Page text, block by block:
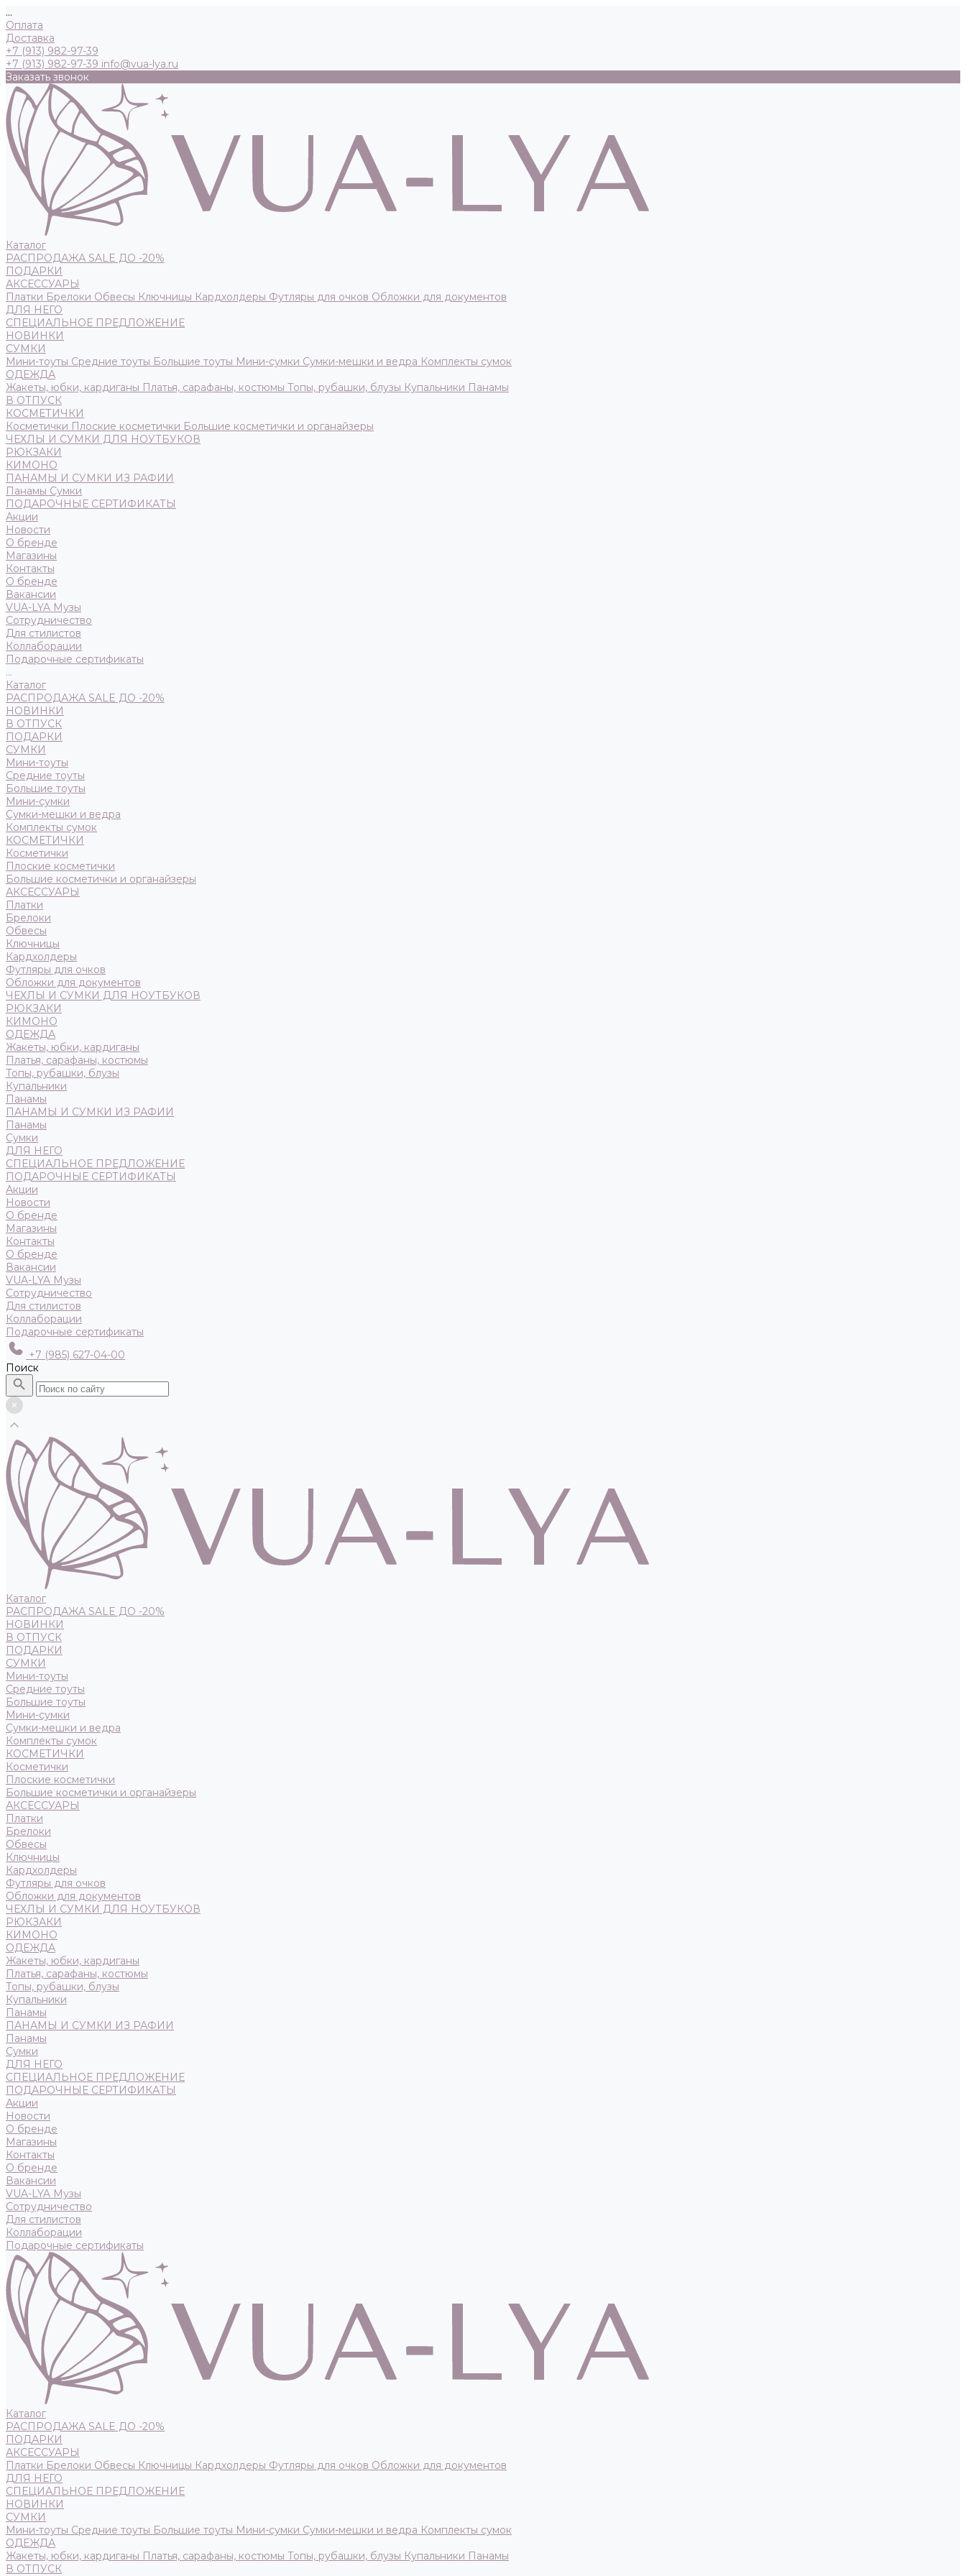
...
Оплата
Доставка
+7 (913) 982-97-39
+7 (913) 982-97-39 info@vua-lya.ru
Заказать звонок
Каталог
РАСПРОДАЖА SALE ДО -20%
ПОДАРКИ
АКСЕССУАРЫ
Платки Брелоки Обвесы Ключницы Кардхолдеры Футляры для очков Обложки для документов
ДЛЯ НЕГО
СПЕЦИАЛЬНОЕ ПРЕДЛОЖЕНИЕ
НОВИНКИ
СУМКИ
Мини-тоуты Средние тоуты Большие тоуты Мини-сумки Сумки-мешки и ведра Комплекты сумок
ОДЕЖДА
Жакеты, юбки, кардиганы Платья, сарафаны, костюмы Топы, рубашки, блузы Купальники Панамы
В ОТПУСК
КОСМЕТИЧКИ
Косметички Плоские косметички Большие косметички и органайзеры
ЧЕХЛЫ И СУМКИ ДЛЯ НОУТБУКОВ
РЮКЗАКИ
КИМОНО
ПАНАМЫ И СУМКИ ИЗ РАФИИ
Панамы Сумки
ПОДАРОЧНЫЕ СЕРТИФИКАТЫ
Акции
Новости
О бренде
Магазины
Контакты
О бренде
Вакансии
VUA-LYA Музы
Сотрудничество
Для стилистов
Коллаборации
Подарочные сертификаты
...
Каталог
РАСПРОДАЖА SALE ДО -20%
НОВИНКИ
В ОТПУСК
ПОДАРКИ
СУМКИ
Мини-тоуты
Средние тоуты
Большие тоуты
Мини-сумки
Сумки-мешки и ведра
Комплекты сумок
КОСМЕТИЧКИ
Косметички
Плоские косметички
Большие косметички и органайзеры
АКСЕССУАРЫ
Платки
Брелоки
Обвесы
Ключницы
Кардхолдеры
Футляры для очков
Обложки для документов
ЧЕХЛЫ И СУМКИ ДЛЯ НОУТБУКОВ
РЮКЗАКИ
КИМОНО
ОДЕЖДА
Жакеты, юбки, кардиганы
Платья, сарафаны, костюмы
Топы, рубашки, блузы
Купальники
Панамы
ПАНАМЫ И СУМКИ ИЗ РАФИИ
Панамы
Сумки
ДЛЯ НЕГО
СПЕЦИАЛЬНОЕ ПРЕДЛОЖЕНИЕ
ПОДАРОЧНЫЕ СЕРТИФИКАТЫ
Акции
Новости
О бренде
Магазины
Контакты
О бренде
Вакансии
VUA-LYA Музы
Сотрудничество
Для стилистов
Коллаборации
Подарочные сертификаты
+7 (985) 627-04-00
Поиск
Каталог
РАСПРОДАЖА SALE ДО -20%
НОВИНКИ
В ОТПУСК
ПОДАРКИ
СУМКИ
Мини-тоуты
Средние тоуты
Большие тоуты
Мини-сумки
Сумки-мешки и ведра
Комплекты сумок
КОСМЕТИЧКИ
Косметички
Плоские косметички
Большие косметички и органайзеры
АКСЕССУАРЫ
Платки
Брелоки
Обвесы
Ключницы
Кардхолдеры
Футляры для очков
Обложки для документов
ЧЕХЛЫ И СУМКИ ДЛЯ НОУТБУКОВ
РЮКЗАКИ
КИМОНО
ОДЕЖДА
Жакеты, юбки, кардиганы
Платья, сарафаны, костюмы
Топы, рубашки, блузы
Купальники
Панамы
ПАНАМЫ И СУМКИ ИЗ РАФИИ
Панамы
Сумки
ДЛЯ НЕГО
СПЕЦИАЛЬНОЕ ПРЕДЛОЖЕНИЕ
ПОДАРОЧНЫЕ СЕРТИФИКАТЫ
Акции
Новости
О бренде
Магазины
Контакты
О бренде
Вакансии
VUA-LYA Музы
Сотрудничество
Для стилистов
Коллаборации
Подарочные сертификаты
Каталог
РАСПРОДАЖА SALE ДО -20%
ПОДАРКИ
АКСЕССУАРЫ
Платки Брелоки Обвесы Ключницы Кардхолдеры Футляры для очков Обложки для документов
ДЛЯ НЕГО
СПЕЦИАЛЬНОЕ ПРЕДЛОЖЕНИЕ
НОВИНКИ
СУМКИ
Мини-тоуты Средние тоуты Большие тоуты Мини-сумки Сумки-мешки и ведра Комплекты сумок
ОДЕЖДА
Жакеты, юбки, кардиганы Платья, сарафаны, костюмы Топы, рубашки, блузы Купальники Панамы
В ОТПУСК